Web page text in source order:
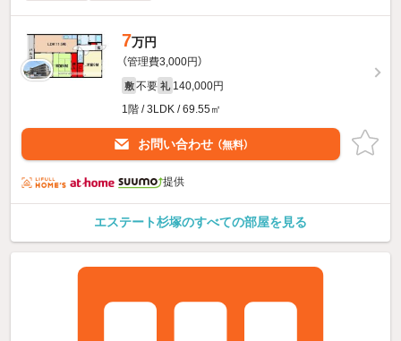
7万円
（管理費3,000円）
敷 不要 礼 140,000円
1階 / 3LDK / 69.55㎡
お問い合わせ （無料）
提供
エステート杉塚のすべての部屋を見る